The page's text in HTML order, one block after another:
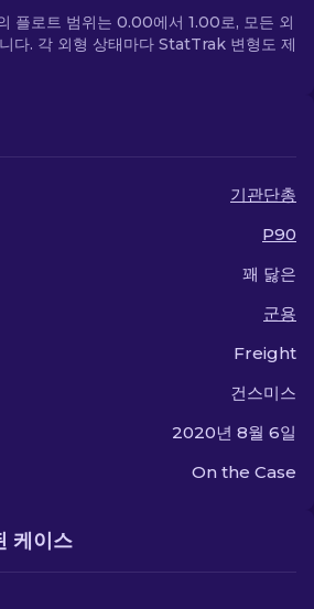
플로트 범위는 0.00에서 1.00로, 모든 외
다. 각 외형 상태마다 StatTrak 변형도 제
기관단총
P90
꽤 닳은
군용
Freight
건스미스
2020년 8월 6일
On the Case
케이스